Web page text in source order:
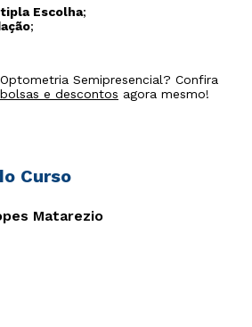
Escolha;
;
Semipresencial? Confira
bolsas e descontos agora mesmo!
Curso
Matarezio